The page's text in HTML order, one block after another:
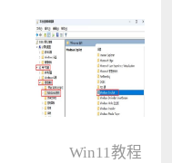
Win11教程